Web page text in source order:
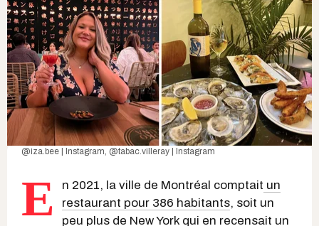
@iza.bee | Instagram @tabac.villeray | Instagram
E n 2021, la ville de Montréal comptait un
restaurant pour 386 habitants, soit un
peu plus de New York qui en recensait un